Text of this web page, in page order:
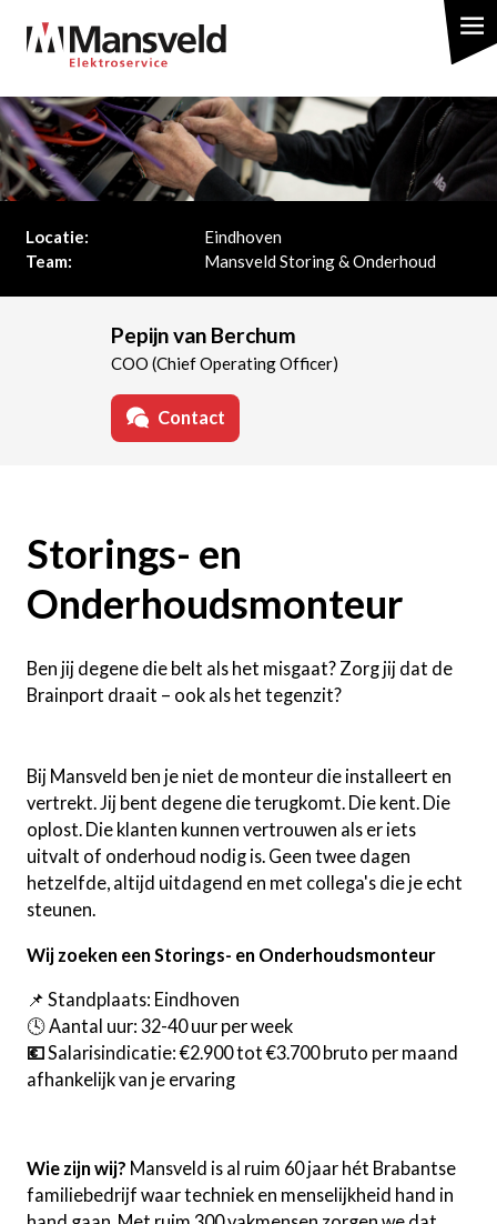
de
inhoud
gaan
Locatie:
Eindhoven
Team:
Mansveld Storing & Onderhoud
Pepijn van Berchum
COO (Chief Operating Officer)
Contact
Storings- en
Onderhoudsmonteur
Ben jij degene die belt als het misgaat? Zorg jij dat de
Brainport draait – ook als het tegenzit?
Bij Mansveld ben je niet de monteur die installeert en
vertrekt. Jij bent degene die terugkomt. Die kent. Die
oplost. Die klanten kunnen vertrouwen als er iets
uitvalt of onderhoud nodig is. Geen twee dagen
hetzelfde, altijd uitdagend en met collega's die je echt
steunen.
Wij zoeken een Storings- en Onderhoudsmonteur
📌 Standplaats: Eindhoven
🕓 Aantal uur: 32-40 uur per week
💶Salarisindicatie: €2.900 tot €3.700 bruto per maand
afhankelijk van je ervaring
Wie zijn wij? Mansveld is al ruim 60 jaar hét Brabantse
familiebedrijf waar techniek en menselijkheid hand in